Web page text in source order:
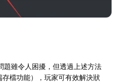
題雖令人困擾，但透過上述方法
存檔功能），玩家可有效解決狀